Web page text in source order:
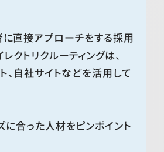
直接アプローチをする採用
クトリクルーティングは、
、自社サイトなどを活用して
に合った人材をピンポイント